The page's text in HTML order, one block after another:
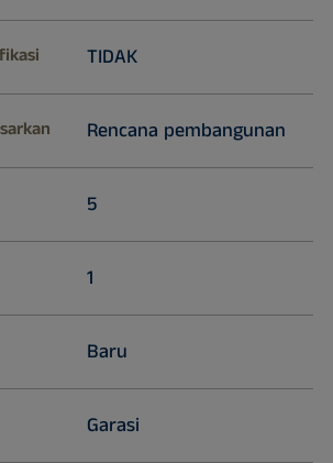
TIDAK
Rencana pembangunan
5
1
Baru
Garasi